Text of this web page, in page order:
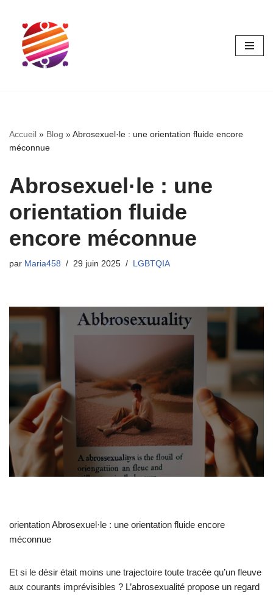
Aller
contenu
Accueil » Blog »Abrosexuel·le : une orientation fluide encore
méconnue
Abrosexuel·le : une
orientation fluide
encore méconnue
par Maria458 29 juin 2025 LGBTQIA
orientation Abrosexuel·le : une orientation fluide encore
méconnue
Et si le désir était moins une trajectoire toute tracée qu’un fleuve
aux courants imprévisibles ? L’abrosexualité propose un regard